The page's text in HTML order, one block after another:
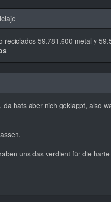
reciclados 59.781.600 metal y
hats aber nich geklappt, also
uns das verdient für die